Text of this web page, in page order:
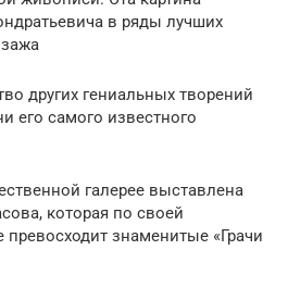
в ряды лучших
других гениальных творений
его самого известного
галерее выставлена
которая по своей
знаменитые «Грачи